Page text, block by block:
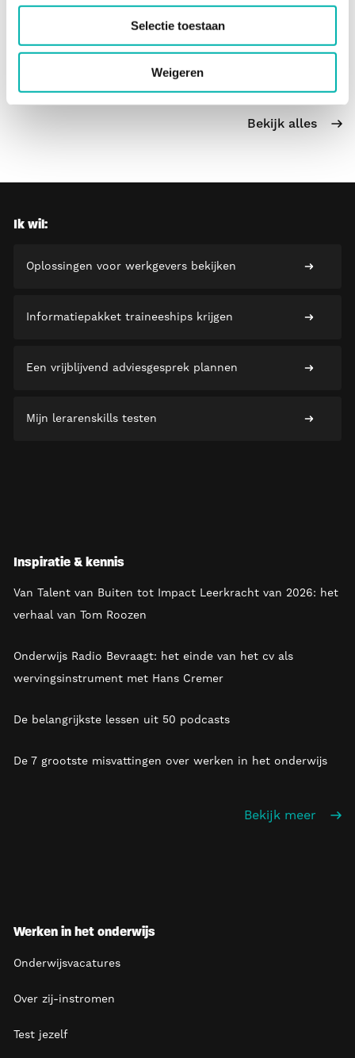
Selectie toestaan
Weigeren
3 min
Bekijk alles
Ik wil:
Oplossingen voor werkgevers bekijken
Informatiepakket traineeships krijgen
Een vrijblijvend adviesgesprek plannen
Mijn lerarenskills testen
Inspiratie & kennis
Van Talent van Buiten tot Impact Leerkracht van 2026: het
verhaal van Tom Roozen
Onderwijs Radio Bevraagt: het einde van het cv als
wervingsinstrument met Hans Cremer
De belangrijkste lessen uit 50 podcasts
De 7 grootste misvattingen over werken in het onderwijs
Bekijk meer
Werken in het onderwijs
Onderwijsvacatures
Over zij-instromen
Test jezelf